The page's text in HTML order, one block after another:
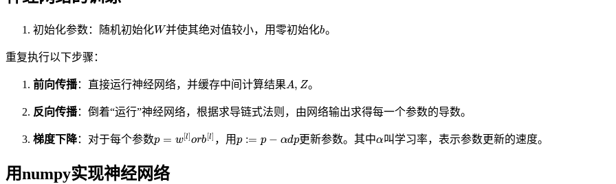
初始化参数：随机初始化W并使其绝对值较小，用零初始化b 。
重复执行以下步骤：
前向传播：直接运行神经网络，并缓存中间计算结果 A Z 。
反向传播：倒着“运行”神经网络，根据求导链式法则，由网络输出求得每一个参数的导数。
梯度下降：对于每个参数 ]o b[ l] ，用 更新参数。其中 叫学习率，表示参数更新的速度。
用numpy实现神经网络